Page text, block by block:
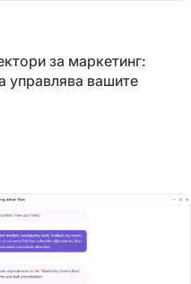
за маркетинг:
управлява вашите